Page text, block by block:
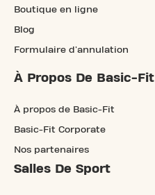
Boutique en ligne
Blog
Formulaire d'annulation
À Propos De Basic-Fit
À propos de Basic-Fit
Basic-Fit Corporate
Nos partenaires
Salles De Sport